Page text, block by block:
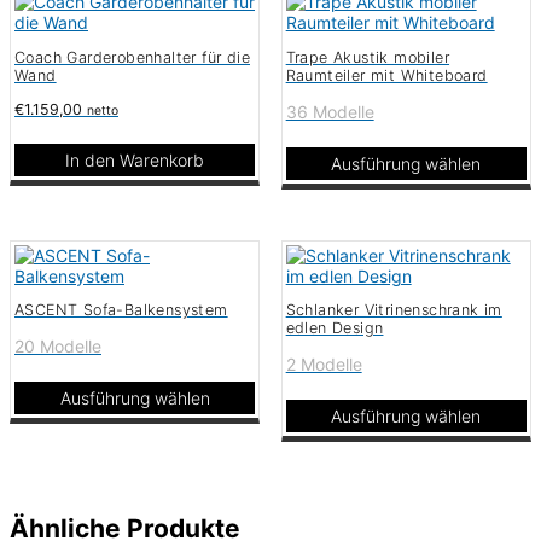
Optionen
können
auf
der
Produktseite
gewählt
Coach Garderobenhalter für die
Wand
€1.159,00 netto
In den Warenkorb
Trape Akustik mobiler
Raumteiler mit Whiteboard
36 Modelle
Ausführung wählen
Dieses
mehrere
Varianten
auf.
Die
Optionen
auf
Produktseite
gewählt
ASCENT Sofa-Balkensystem
20 Modelle
Ausführung wählen
Dieses
auf.
Schlanker Vitrinenschrank im
edlen Design
2 Modelle
Ausführung wählen
Dieses
Ähnliche Produkte